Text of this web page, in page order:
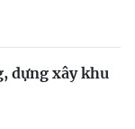
dựng xây khu